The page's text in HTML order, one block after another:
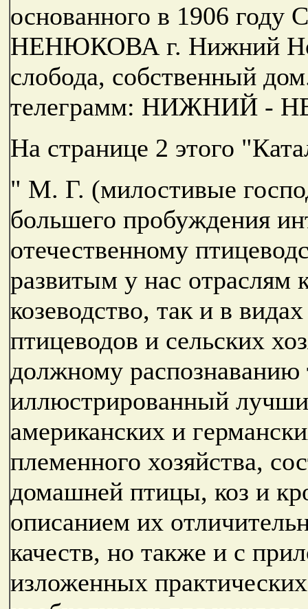
основанного в 1906
НЕНЮКОВА г. Нижний
слобода, собственный
телеграмм: НИЖНИЙ -
На странице 2 этого
" М. Г. (милостивые
большего пробуждения
отечественному
развитым у нас отраслям
козеводство, так и в
птицеводов и сельских
должному
иллюстрированный
американских и
племенного хозяйства,
домашней птицы, коз и
описанием их
качеств, но также и с
изложенных